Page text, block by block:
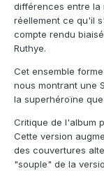
différences entre la
réellement ce qu'il
compte rendu
Ruthye.
Cet ensemble
nous montrant une
la superhéroïne
Critique de l'album
Cette version
des couvertures
"souple" de la